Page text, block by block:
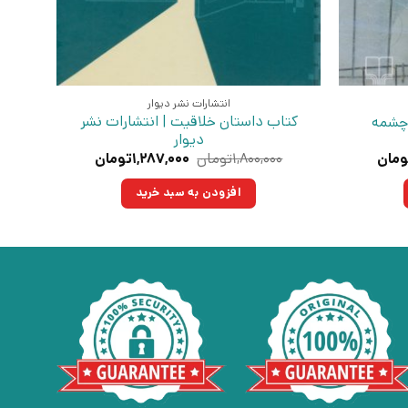
چشمه
قیمت
انتشارات نشر دیوار
کتاب داستان خلاقیت | انتشارات نشر
دیوار
۱,۸۰۰,۰۰۰تومان قیمت
۱,۸۰۰,۰۰۰تومان
بود.
۱,۲۸۷,۰۰۰تومان
افزودن به سبد خرید